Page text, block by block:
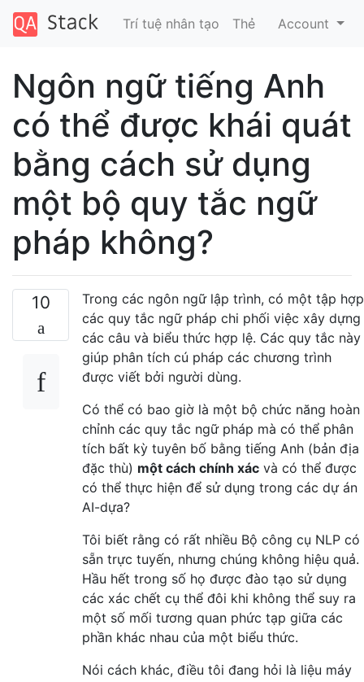
Trí tuệ nhân tạo Thẻ Account
Ngôn ngữ tiếng Anh
có thể được khái quát
bằng cách sử dụng
một bộ quy tắc ngữ
pháp không?
10
Trong các ngôn ngữ lập trình, có một tập hợp
các quy tắc ngữ pháp chi phối việc xây dựng
các câu và biểu thức hợp lệ. Các quy tắc này
giúp phân tích cú pháp các chương trình
được viết bởi người dùng.
Có thể có bao giờ là một bộ chức năng hoàn
chỉnh các quy tắc ngữ pháp mà có thể phân
tích bất kỳ tuyên bố bằng tiếng Anh (bản địa
đặc thù) một cách chính xác và có thể được
có thể thực hiện để sử dụng trong các dự án
AI-dựa?
Tôi biết rằng có rất nhiều Bộ công cụ NLP có
sẵn trực tuyến, nhưng chúng không hiệu quả.
Hầu hết trong số họ được đào tạo sử dụng
các xác chết cụ thể đôi khi không thể suy ra
một số mối tương quan phức tạp giữa các
phần khác nhau của một biểu thức.
Nói cách khác, điều tôi đang hỏi là liệu máy